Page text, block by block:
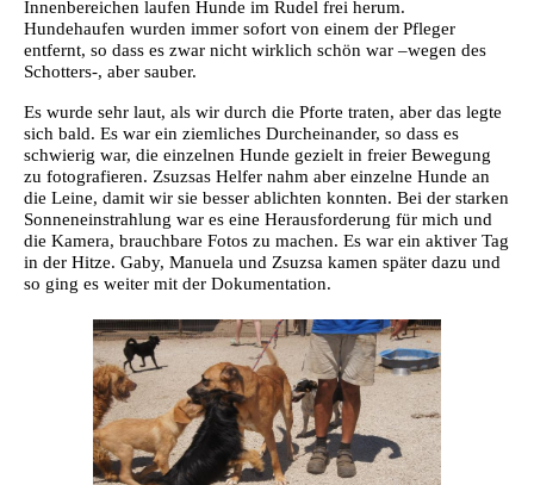
Innenbereichen laufen Hunde im Rudel frei herum.
Hundehaufen wurden immer sofort von einem der Pfleger
entfernt, so dass es zwar nicht wirklich schön war –wegen des
Schotters-, aber sauber.
Es wurde sehr laut, als wir durch die Pforte traten, aber das legte
sich bald. Es war ein ziemliches Durcheinander, so dass es
schwierig war, die einzelnen Hunde gezielt in freier Bewegung
zu fotografieren. Zsuzsas Helfer nahm aber einzelne Hunde an
die Leine, damit wir sie besser ablichten konnten. Bei der starken
Sonneneinstrahlung war es eine Herausforderung für mich und
die Kamera, brauchbare Fotos zu machen. Es war ein aktiver Tag
in der Hitze. Gaby, Manuela und Zsuzsa kamen später dazu und
so ging es weiter mit der Dokumentation.